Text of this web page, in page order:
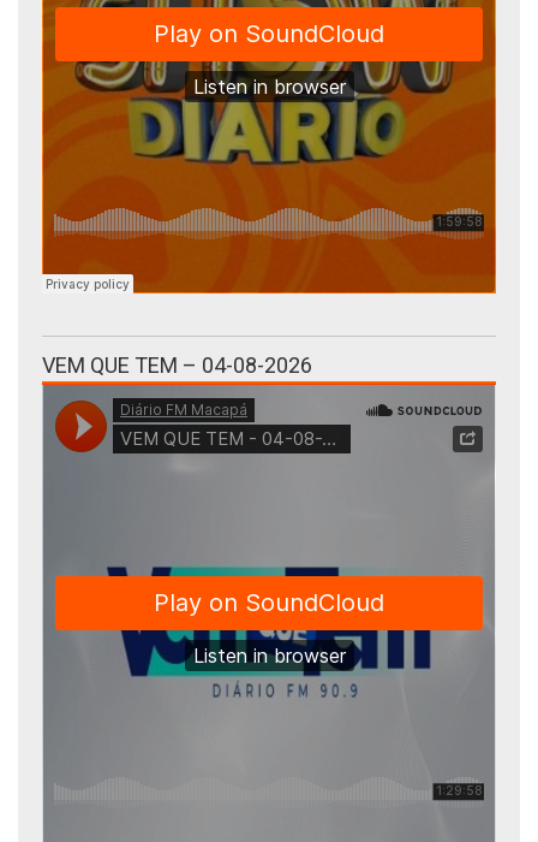
VEM QUE TEM – 04-08-2026